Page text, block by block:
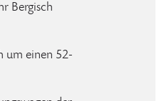
Bergisch
um einen 52-